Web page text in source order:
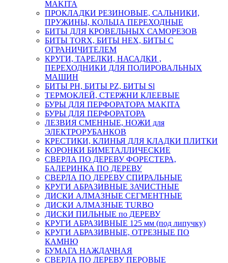
MAKITA
ПРОКЛАДКИ РЕЗИНОВЫЕ, САЛЬНИКИ,
ПРУЖИНЫ, КОЛЬЦА ПЕРЕХОДНЫЕ
БИТЫ ДЛЯ КРОВЕЛЬНЫХ САМОРЕЗОВ
БИТЫ TORX, БИТЫ НЕХ, БИТЫ С
ОГРАНИЧИТЕЛЕМ
КРУГИ, ТАРЕЛКИ, НАСАДКИ ,
ПЕРЕХОДНИКИ ДЛЯ ПОЛИРОВАЛЬНЫХ
МАШИН
БИТЫ PH, БИТЫ PZ, БИТЫ Sl
ТЕРМОКЛЕЙ, СТЕРЖНИ КЛЕЕВЫЕ
БУРЫ ДЛЯ ПЕРФОРАТОРА MAKITA
БУРЫ ДЛЯ ПЕРФОРАТОРА
ЛЕЗВИЯ СМЕННЫЕ, НОЖИ для
ЭЛЕКТРОРУБАНКОВ
КРЕСТИКИ, КЛИНЬЯ ДЛЯ КЛАДКИ ПЛИТКИ
КОРОНКИ БИМЕТАЛЛИЧЕСКИЕ
СВЕРЛА ПО ДЕРЕВУ ФОРЕСТЕРА,
БАЛЕРИНКА ПО ДЕРЕВУ
СВЕРЛА ПО ДЕРЕВУ СПИРАЛЬНЫЕ
КРУГИ АБРАЗИВНЫЕ ЗАЧИСТНЫЕ
ДИСКИ АЛМАЗНЫЕ СЕГМЕНТНЫЕ
ДИСКИ АЛМАЗНЫЕ TURBO
ДИСКИ ПИЛЬНЫЕ по ДЕРЕВУ
КРУГИ АБРАЗИВНЫЕ 125 мм (под липучку)
КРУГИ АБРАЗИВНЫЕ, ОТРЕЗНЫЕ ПО
КАМНЮ
БУМАГА НАЖДАЧНАЯ
СВЕРЛА ПО ДЕРЕВУ ПЕРОВЫЕ